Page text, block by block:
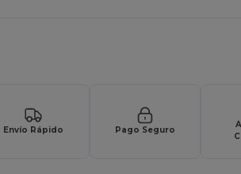
Envío Rápido Pago Seguro